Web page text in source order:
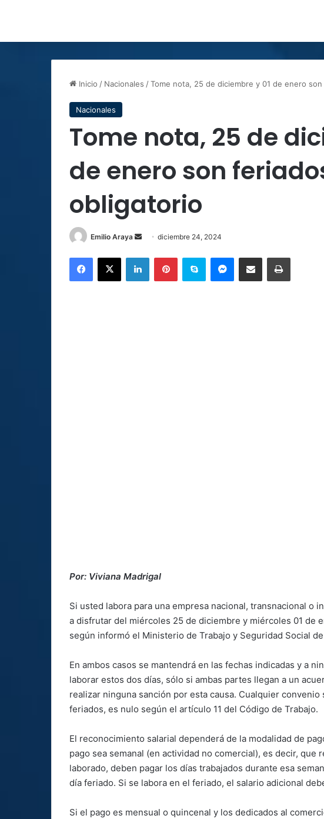
Inicio / Nacionales /Tome nota, 25 de diciembre y 01 de enero
Nacionales
Tome nota, 25 de
de enero son
obligatorio
Emilio Araya
Senddiciembre 24, 2024
Facebook
X LinkedInPinterestSkype MessengerCompartir por correo electrónicoImprimir
Por: Viviana Madrigal
Si usted labora para una empresa nacional, transnacional o
a disfrutar del miércoles 25 de diciembre y miércoles 01 de
según informó el Ministerio de Trabajo y Seguridad Social de
En ambos casos se mantendrá en las fechas indicadas y a
laborar estos dos días, sólo si ambas partes llegan a un
realizar ninguna sanción por esta causa. Cualquier
feriados, es nulo según el artículo 11 del Código de Trabajo.
El reconocimiento salarial dependerá de la modalidad de
pago sea semanal (en actividad no comercial), es decir,
laborado, deben pagar los días trabajados durante esa
día feriado. Si se labora en el feriado, el salario adicional
Si el pago es mensual o quincenal y los dedicados al